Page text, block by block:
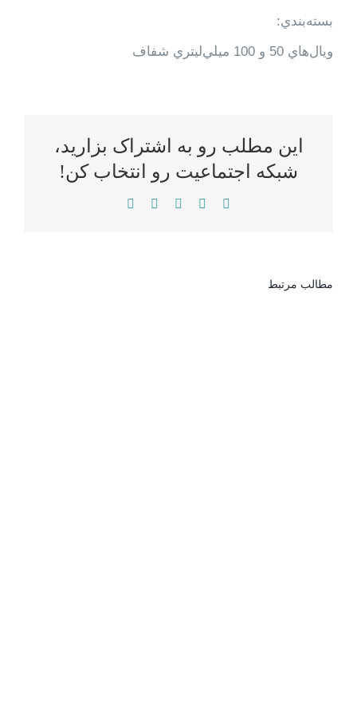
بسته‌بندي:
ويال‌هاي 50 و 100 ميلي‌ليتري شفاف
این مطلب رو به اشتراک بزارید،
شبکه اجتماعیت رو انتخاب کن!
Facebook
Twitter
Reddit
LinkedIn
مطالب مرتبط